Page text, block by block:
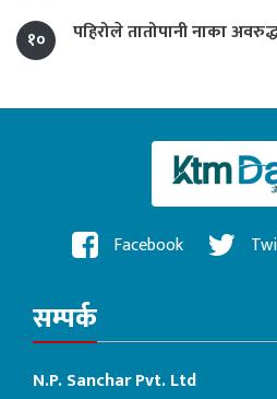
१० पहिरोले तातोपानी नाका
Facebook
सम्पर्क
N.P. Sanchar Pvt. Ltd